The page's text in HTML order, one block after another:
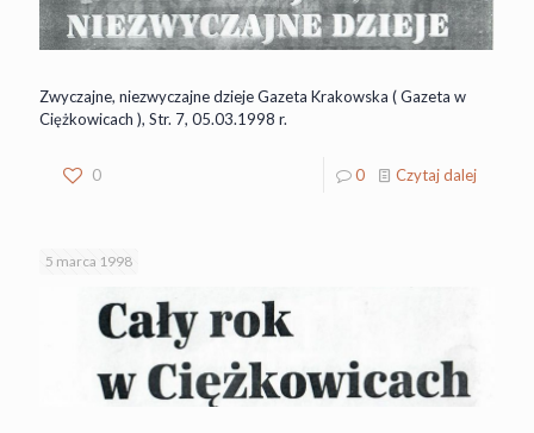
Zwyczajne, niezwyczajne dzieje Gazeta Krakowska ( Gazeta w
Ciężkowicach ), Str. 7, 05.03.1998 r.
0 0 Czytaj dalej
5 marca 1998